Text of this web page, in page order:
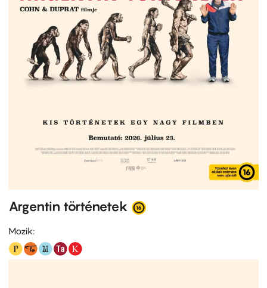
Argentin történetek
Mozik: